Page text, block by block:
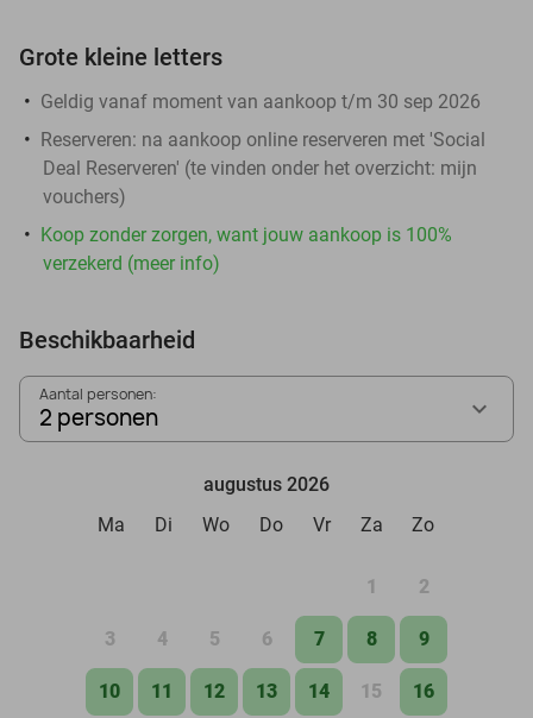
Grote kleine letters
Geldig vanaf moment van aankoop t/m 30 sep 2026
Reserveren: na aankoop online reserveren met 'Social
Deal Reserveren' (te vinden onder het overzicht: mijn
vouchers)
Koop zonder zorgen, want jouw aankoop is 100%
verzekerd (meer info)
Beschikbaarheid
Aantal personen:
2 personen
augustus 2026
Ma
Di Wo Do Vr Za Zo
1 2
3 4 5 6 7 8 9
10 11 12 13 14 15 16